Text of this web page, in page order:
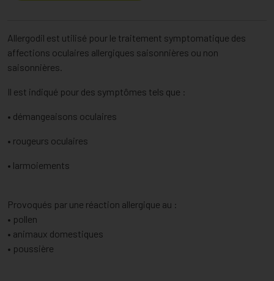
Allergodil est utilisé pour le traitement symptomatique des
affections oculaires allergiques saisonnières ou non
saisonnières.
Il est indiqué pour des symptômes tels que :
• démangeaisons oculaires
• rougeurs oculaires
• larmoiements
Provoqués par une réaction allergique au :
• pollen
• animaux domestiques
• poussière